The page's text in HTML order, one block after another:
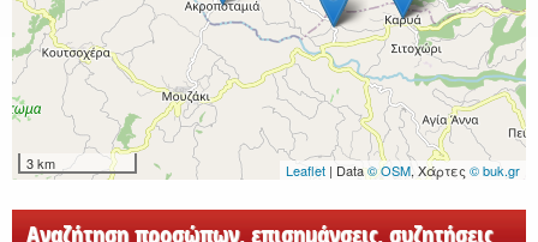
3 km Leaflet | Data© OSM, Χάρτες © buk.gr
Αναζήτηση προσώπων, επισημάνσεις, συζητήσεις